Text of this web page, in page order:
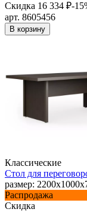
Скидка 16 334 ₽-
арт. 8605456
В корзину
Классические
Стол для
размер:
Распродажа
Скидка